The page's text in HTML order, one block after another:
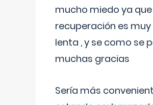
mucho miedo ya
recuperación es muy
lenta , y se como se
muchas gracias
Sería más